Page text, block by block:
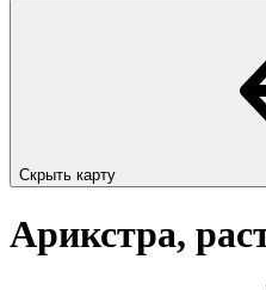
Скрыть карту
Арикстра,